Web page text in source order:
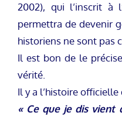
2002), qui l’inscrit à
permettra de devenir
historiens ne sont pas
Il est bon de le
vérité.
Il y a l’histoire officielle
« Ce que je dis vient